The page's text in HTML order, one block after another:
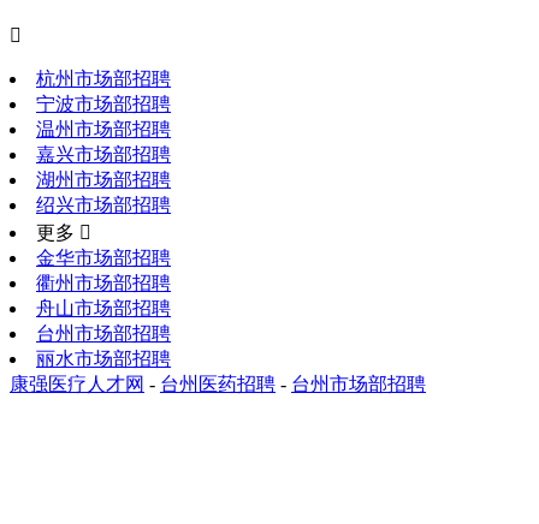

杭州市场部招聘
宁波市场部招聘
温州市场部招聘
嘉兴市场部招聘
湖州市场部招聘
绍兴市场部招聘
更多 
金华市场部招聘
衢州市场部招聘
舟山市场部招聘
台州市场部招聘
丽水市场部招聘
康强医疗人才网 - 台州医药招聘 - 台州市场部招聘